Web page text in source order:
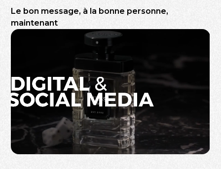
Le bon message, à la bonne personne,
maintenant